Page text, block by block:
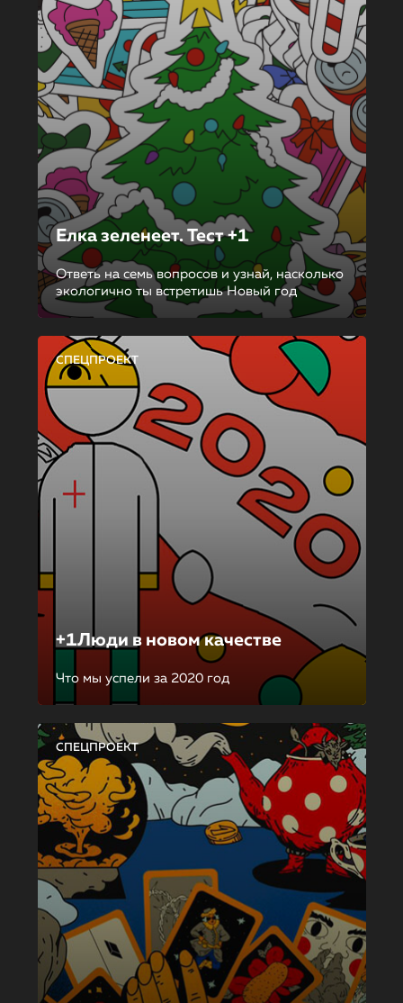
Елка зеленеет. Тест +1
Ответь на семь вопросов и узнай, насколько
экологично ты встретишь Новый год
СПЕЦПРОЕКТ
+1Люди в новом качестве
Что мы успели за 2020 год
СПЕЦПРОЕКТ